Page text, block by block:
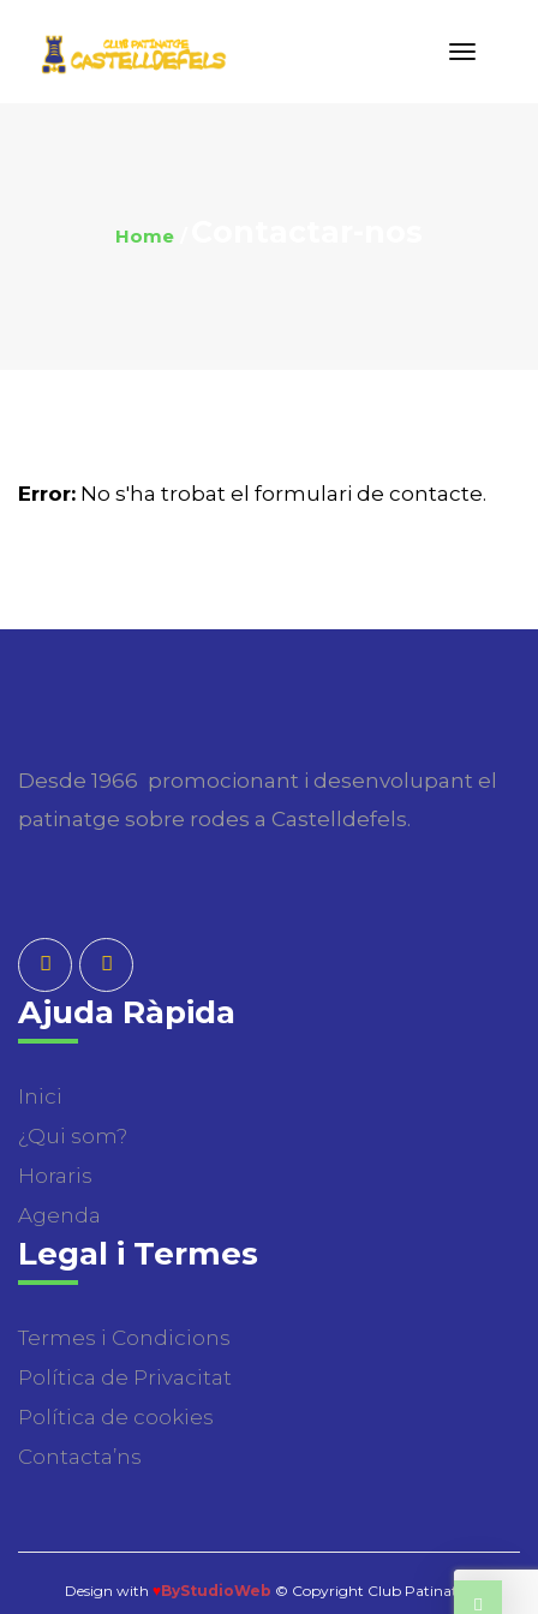
Home
Error: No s'ha trobat el formulari de contacte.
Desde 1966 promocionant i desenvolupant el
patinatge sobre rodes a Castelldefels.
Ajuda Ràpida
Inici
¿Qui som?
Horaris
Agenda
Legal i Termes
Termes i Condicions
Política de Privacitat
Política de cookies
Contacta’ns
Design with ♥ByStudioWeb © Copyright Club Patinatge